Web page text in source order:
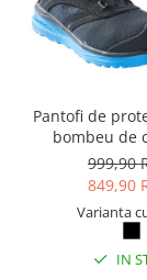
Bluze & Pulovere
Camasi
Pantaloni
Hanorace
Impermeabile
Reflectorizante
Incaltaminte
Pantofi de
bombeu de
inchidere
999,90
849,90
Varianta
IN